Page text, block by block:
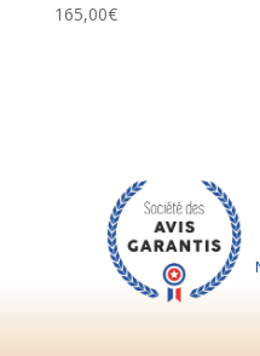
165,00€